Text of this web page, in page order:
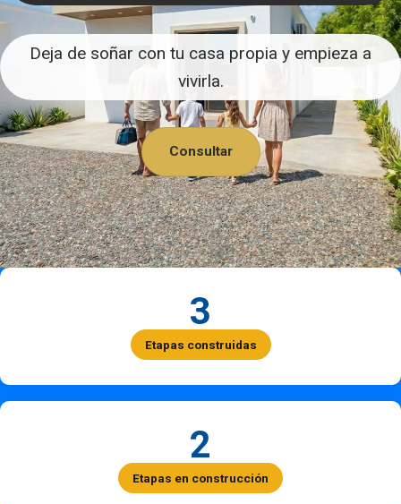
Deja de soñar con tu casa propia y empieza a
vivirla.
Consultar
3
Etapas construidas
2
Etapas en construcción